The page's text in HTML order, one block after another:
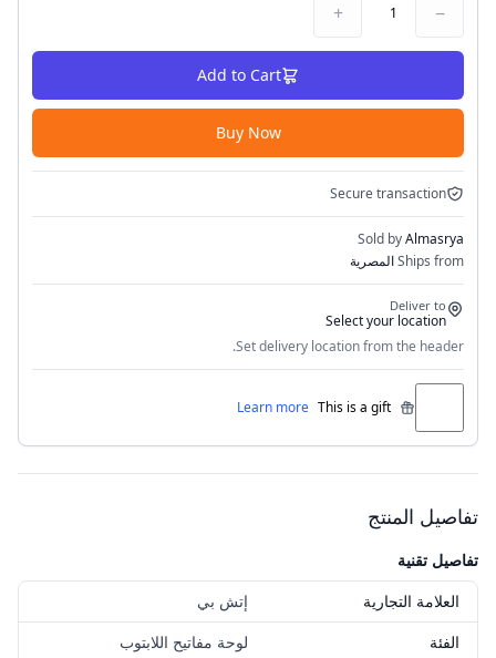
−
1
+
Add to Cart
Buy Now
Secure transaction
Sold byAlmasrya
Ships fromالمصرية
Deliver to
Select your location
Set delivery location from the header.
This is a gift
Learn more
تفاصيل المنتج
تفاصيل تقنية
العلامة التجارية
إتش بي
الفئة
لوحة مفاتيح اللابتوب